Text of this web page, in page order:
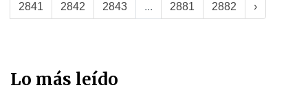
2841 2842 2843 ... 2881 2882 ›
Lo más leído